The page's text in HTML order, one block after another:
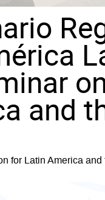
and
for Latin America